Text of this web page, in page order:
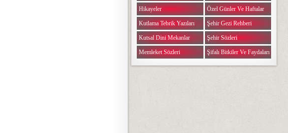
Hikayeler
Kutlama Tebrik Yazıları
Kutsal Dini Mekanlar
Memleket Sözleri
Özel Günler Ve Haftalar
Şehir Gezi Rehberi
Şehir Sözleri
Şifalı Bitkiler Ve Faydaları